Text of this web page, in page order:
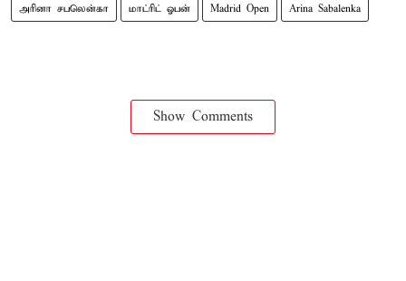
அரினா சபலென்கா மாட்ரிட் ஓபன் Madrid Open Arina Sabalenka
Show Comments